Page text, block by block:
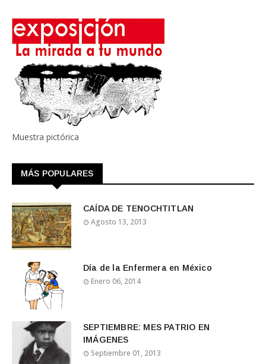
Muestra pictórica
MÁS POPULARES
CAÍDA DE TENOCHTITLAN
Agosto 13, 2013
Día de la Enfermera en México
Enero 06, 2014
SEPTIEMBRE: MES PATRIO EN
IMÁGENES
Septiembre 01, 2013